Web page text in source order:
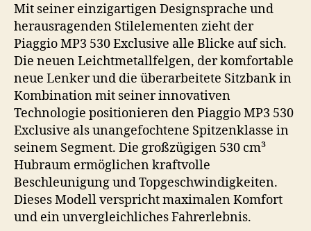
Mit seiner einzigartigen Designsprache und
herausragenden Stilelementen zieht der
Piaggio MP3 530 Exclusive alle Blicke auf sich.
Die neuen Leichtmetallfelgen, der komfortable
neue Lenker und die überarbeitete Sitzbank in
Kombination mit seiner innovativen
Technologie positionieren den Piaggio MP3 530
Exclusive als unangefochtene Spitzenklasse in
seinem Segment. Die großzügigen 530 cm³
Hubraum ermöglichen kraftvolle
Beschleunigung und Topgeschwindigkeiten.
Dieses Modell verspricht maximalen Komfort
und ein unvergleichliches Fahrerlebnis.